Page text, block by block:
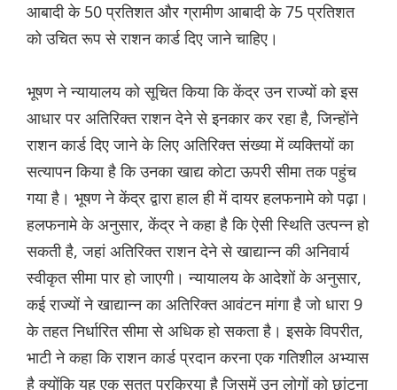
आबादी के 50 प्रतिशत और ग्रामीण आबादी के 75 प्रतिशत
को उचित रूप से राशन कार्ड दिए जाने चाहिए।
भूषण ने न्यायालय को सूचित किया कि केंद्र उन राज्यों को इस
आधार पर अतिरिक्त राशन देने से इनकार कर रहा है, जिन्होंने
राशन कार्ड दिए जाने के लिए अतिरिक्त संख्या में व्यक्तियों का
सत्यापन किया है कि उनका खाद्य कोटा ऊपरी सीमा तक पहुंच
गया है। भूषण ने केंद्र द्वारा हाल ही में दायर हलफनामे को पढ़ा।
हलफनामे के अनुसार, केंद्र ने कहा है कि ऐसी स्थिति उत्पन्न हो
सकती है, जहां अतिरिक्त राशन देने से खाद्यान्न की अनिवार्य
स्वीकृत सीमा पार हो जाएगी। न्यायालय के आदेशों के अनुसार,
कई राज्यों ने खाद्यान्न का अतिरिक्त आवंटन मांगा है जो धारा 9
के तहत निर्धारित सीमा से अधिक हो सकता है। इसके विपरीत,
भाटी ने कहा कि राशन कार्ड प्रदान करना एक गतिशील अभ्यास
है क्योंकि यह एक सतत प्रक्रिया है जिसमें उन लोगों को छांटना